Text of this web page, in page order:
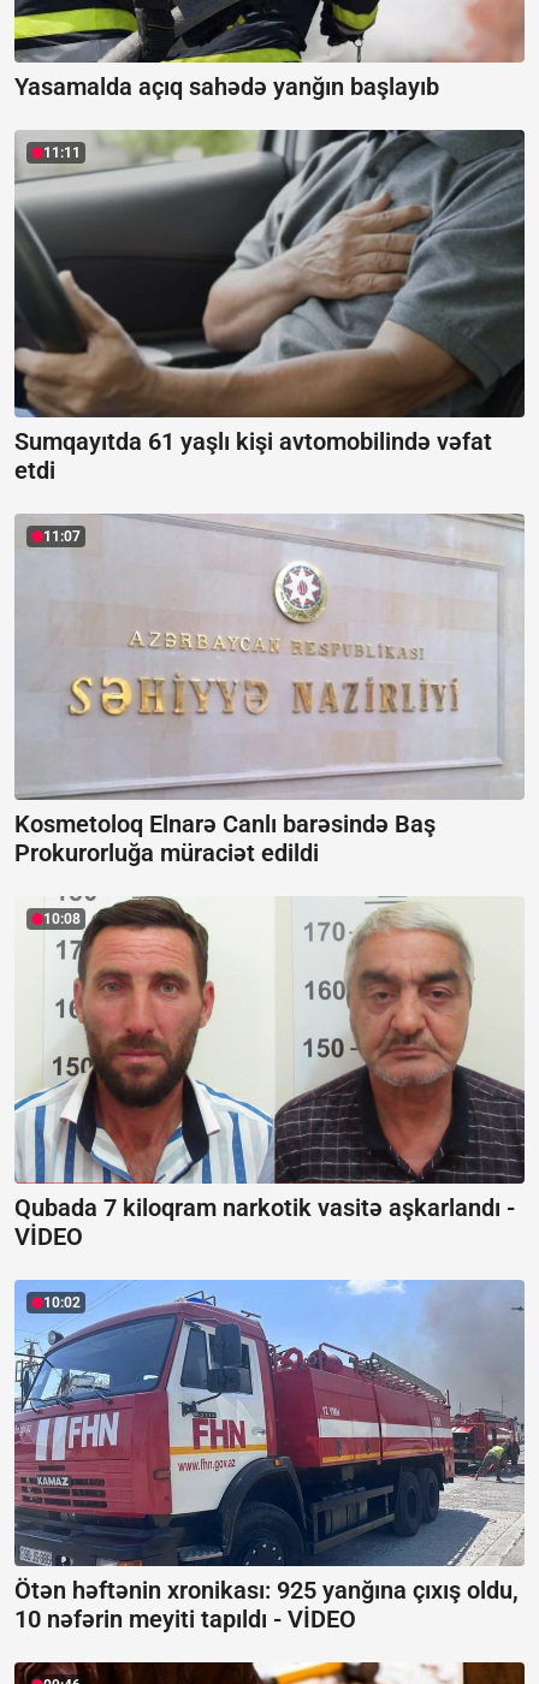
Yasamalda açıq sahədə yanğın başlayıb
11:11
Sumqayıtda 61 yaşlı kişi avtomobilində vəfat
etdi
11:07
Kosmetoloq Elnarə Canlı barəsində Baş
Prokurorluğa müraciət edildi
10:08
Qubada 7 kiloqram narkotik vasitə aşkarlandı -
VİDEO
10:02
Ötən həftənin xronikası: 925 yanğına çıxış oldu,
10 nəfərin meyiti tapıldı - VİDEO